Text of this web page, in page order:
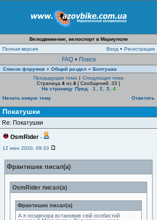
Велодвижение, велоспорт в Мариуполе
Полная версия
Вход • Регистрация
FAQ • Поиск
Список форумов » Общий раздел » Болтушка
Предыдущая тема | Следующая тема
Страница 4 из 4 [ Сообщений: 33 ]
На страницу Пред. 1 2 3
4
Начать новую тему
Ответить
Покатушки
Re: Покатушки
OsmRider -
12 июн 2020, 09:33
Франтишек писал(а)
OsmRider писал(а)
Франтишек писал(а)
А я позавчора встановив свій особистий